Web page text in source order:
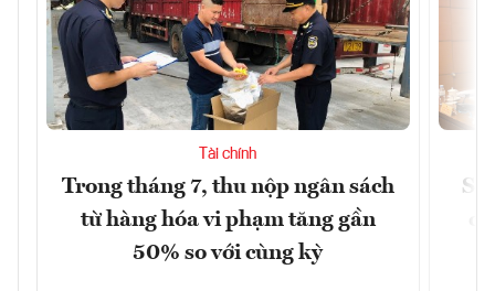
Tài chính
Trong tháng 7, thu nộp ngân sách
từ hàng hóa vi phạm tăng gần
50% so với cùng kỳ